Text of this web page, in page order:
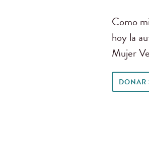
Como
hoy la
Mujer
DONAR